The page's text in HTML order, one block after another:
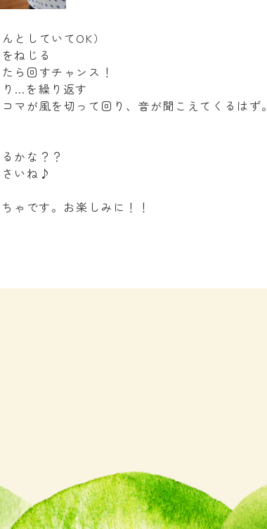
としていてOK）
ねじる
ら回すチャンス！
…を繰り返す
マが風を切って回り、音が聞こえてくるはず。
かな？？
さいね♪
ゃです。お楽しみに！！